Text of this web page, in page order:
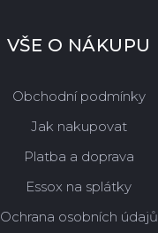
VŠE O NÁKUPU
Obchodní podmínky
Jak nakupovat
Platba a doprava
Essox na splátky
Ochrana osobních údajů